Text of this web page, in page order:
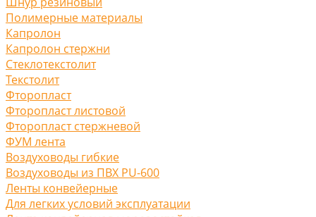
Полимерные материалы
Капролон
Капролон стержни
Стеклотекстолит
Текстолит
Фторопласт
Фторопласт листовой
Фторопласт стержневой
ФУМ лента
Воздуховоды гибкие
Воздуховоды из ПВХ PU-600
Ленты конвейерные
Для легких условий эксплуатации